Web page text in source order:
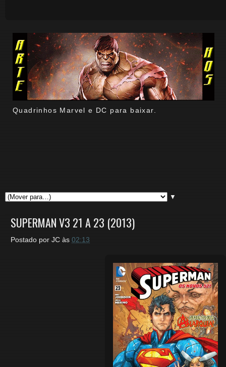
Quadrinhos Marvel e DC para baixar.
▼
SUPERMAN V3 21 A 23 (2013)
Postado por JC às 02:13